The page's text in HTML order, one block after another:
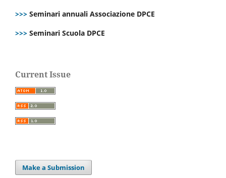
>>> Seminari annuali Associazione DPCE
>>> Seminari Scuola DPCE
Current Issue
Make a Submission